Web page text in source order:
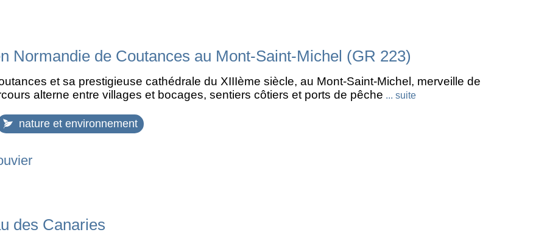
Normandie de Coutances au Mont-Saint-Michel (GR 223)
et sa prestigieuse cathédrale du XIIIème siècle, au Mont-Saint-Michel, merveille de
alterne entre villages et bocages, sentiers côtiers et ports de pêche ... suite
nature et environnement
des Canaries